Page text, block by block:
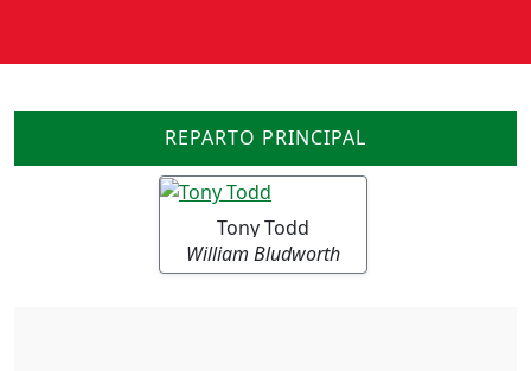
REPARTO PRINCIPAL
Tony Todd
William Bludworth